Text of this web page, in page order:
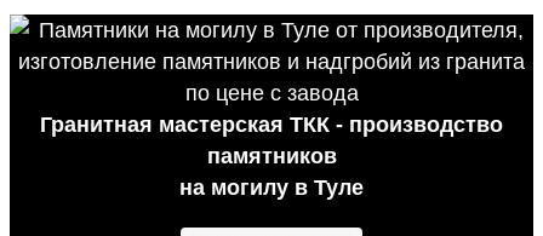
Гранитная мастерская ТКК - производство
памятников
на могилу в Туле